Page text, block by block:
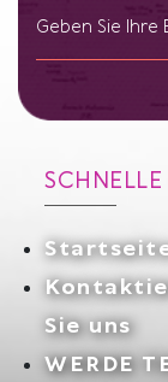
SCHNELLE
Sie uns
WERDE